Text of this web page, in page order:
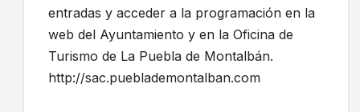
entradas y acceder a la programación en la
web del Ayuntamiento y en la Oficina de
Turismo de La Puebla de Montalbán.
http://sac.pueblademontalban.com